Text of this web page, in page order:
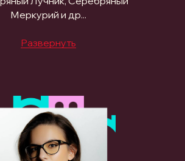
Меркурий и др...
Развернуть